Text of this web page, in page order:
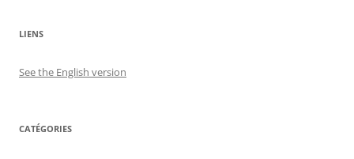
LIENS
See the English version
CATÉGORIES